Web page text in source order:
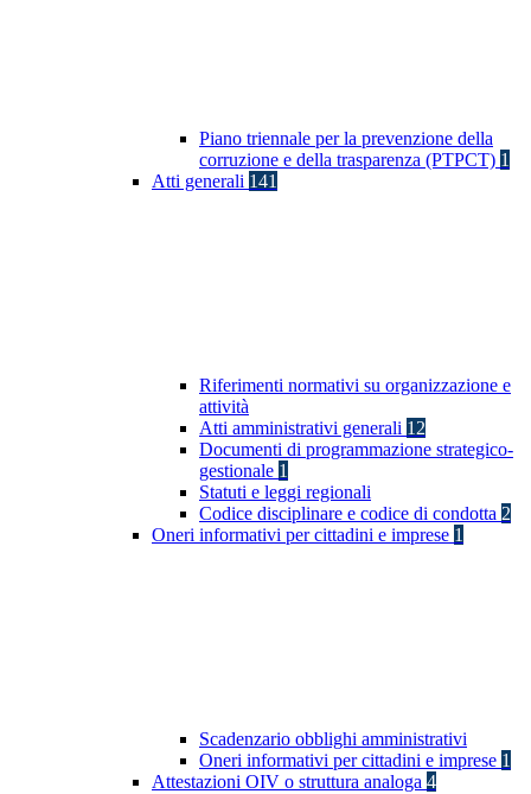
Piano triennale per la prevenzione della
corruzione e della trasparenza (PTPCT) 1
Atti generali 141
Riferimenti normativi su organizzazione e
attività
Atti amministrativi generali 12
Documenti di programmazione strategico-
gestionale 1
Statuti e leggi regionali
Codice disciplinare e codice di condotta 2
Oneri informativi per cittadini e imprese 1
Scadenzario obblighi amministrativi
Oneri informativi per cittadini e imprese 1
Attestazioni OIV o struttura analoga 4